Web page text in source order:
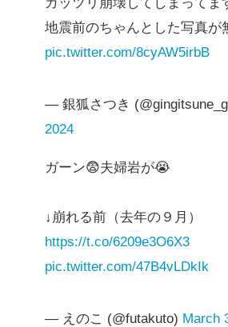
地震前のちゃんとした写真が
pic.twitter.com/8cyAW5irbB
— 銀狐さつき
2024
ガーン😨夫婦岩が😭
↓崩れる前（去年の９月）
https://t.co/6209e3O6X3
pic.twitter.com/47B4vLDkIk
— えのこ (@futakuto) March